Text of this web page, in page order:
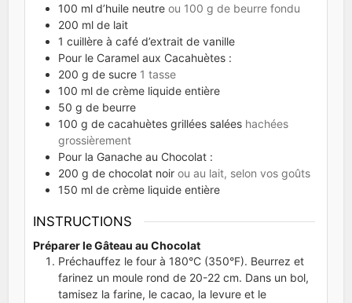
100 ml d’huile neutre ou 100 g de beurre fondu
200 ml de lait
1 cuillère à café d’extrait de vanille
Pour le Caramel aux Cacahuètes :
200 g de sucre 1 tasse
100 ml de crème liquide entière
50 g de beurre
100 g de cacahuètes grillées salées hachées
grossièrement
Pour la Ganache au Chocolat :
200 g de chocolat noir ou au lait, selon vos goûts
150 ml de crème liquide entière
INSTRUCTIONS
Préparer le Gâteau au Chocolat
Préchauffez le four à 180°C (350°F). Beurrez et
farinez un moule rond de 20-22 cm. Dans un bol,
tamisez la farine, le cacao, la levure et le